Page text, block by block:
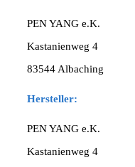
PEN YANG e.K.
Kastanienweg 4
83544 Albaching
Hersteller:
PEN YANG e.K.
Kastanienweg 4